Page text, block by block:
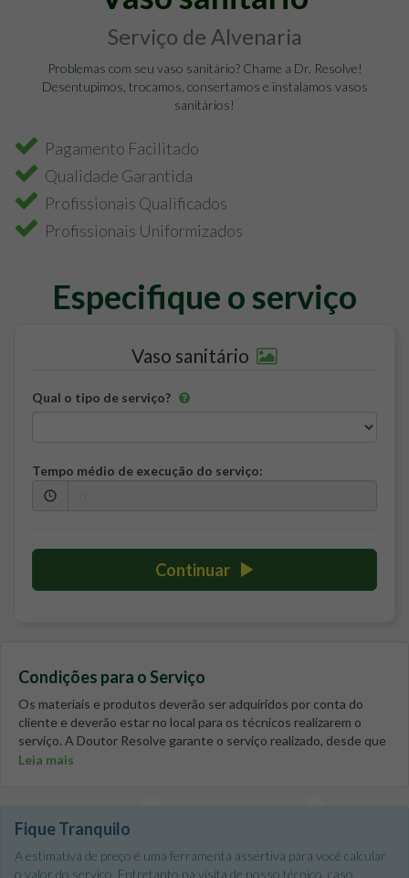
Serviço de Alvenaria
Problemas com seu vaso sanitário? Chame a Dr. Resolve!
Desentupimos, trocamos, consertamos e instalamos vasos
sanitários!
Pagamento Facilitado
Qualidade Garantida
Profissionais Qualificados
Profissionais Uniformizados
Especifique o serviço
Vaso sanitário
Qual o tipo de serviço?
Tempo médio de execução do serviço:
Continuar
Condições para o Serviço
Os materiais e produtos deverão ser adquiridos por conta do
cliente e deverão estar no local para os técnicos realizarem o
serviço. A Doutor Resolve garante o serviço realizado, desde que
os materiais fornecidos pelo cliente sejam de boa qualidade. Em
técnico da Doutor Resolve poderá executar o serviço solicitado.
Antes de realizar qualquer serviço, o técnico liberará o ambiente,
protegendo móveis e equipamentos caso seja necessário. - O
Leia mais
Fique Tranquilo
A estimativa de preço é uma ferramenta assertiva para você calcular
o valor do serviço. Entretanto na visita de nosso técnico, caso